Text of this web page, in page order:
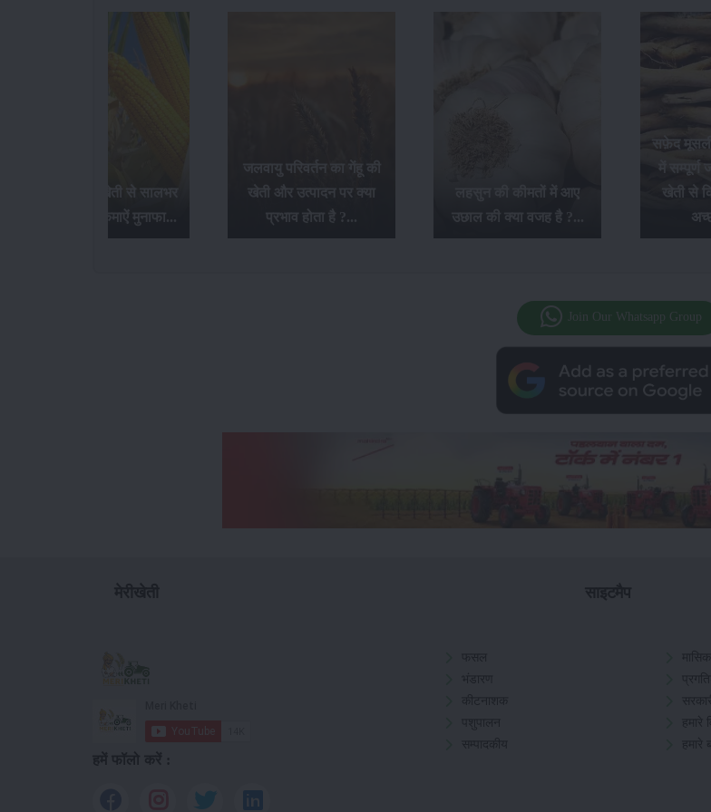
बेबी कॉर्न की खेती से सालभर
में 3 से 4 बार कमाऐं मुनाफा...
जलवायु परिवर्तन का गेंहू की
खेती और उत्पादन पर क्या
प्रभाव होता है ?...
लहसुन की कीमतों में आए
उछाल की क्या वजह है ?...
सफ़ेद मूसली
में सम्पूर्ण
खेती से
Join Our Whatsapp Group